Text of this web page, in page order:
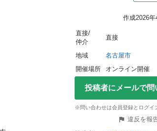
作成2026
直接/
仲介
直接
地域
名古屋市
開催場所
オンライン開催
投稿者にメールで問
※問い合わせは会員登録とログイ
違反を報